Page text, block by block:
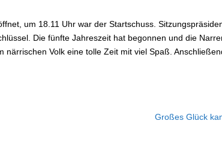
um 18.11 Uhr war der Startschuss.
Die fünfte Jahreszeit hat begonnen und die
Volk eine tolle Zeit mit viel Spaß.
Großes Glück